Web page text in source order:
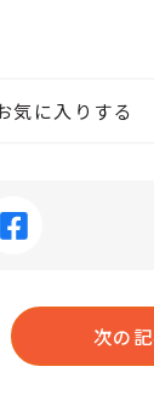
気に入りする
次の